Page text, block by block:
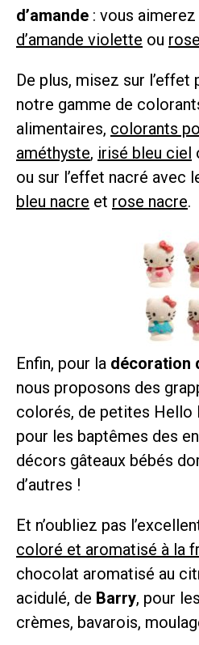
d’amande : vous
d’amande violette ou
De plus, misez sur l’effet
notre gamme de
alimentaires, colorants
améthyste, irisé bleu ciel
ou sur l’effet nacré avec
bleu nacre et rose nacre.
Enfin, pour la décoration
nous proposons des
colorés, de petites Hello
pour les baptêmes des
décors gâteaux bébés
d’autres !
Et n’oubliez pas
coloré et aromatisé à la
chocolat aromatisé au
acidulé, de Barry, pour
crèmes, bavarois,